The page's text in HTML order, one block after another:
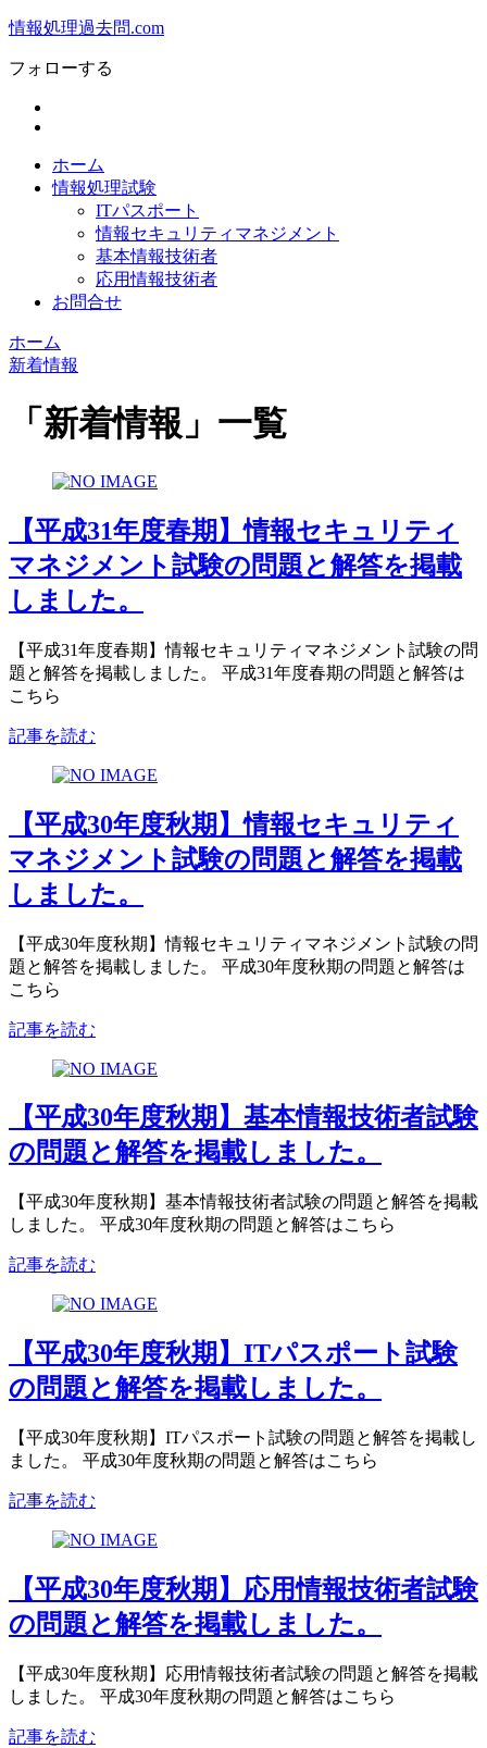
情報処理過去問.com
フォローする
ホーム
情報処理試験
ITパスポート
情報セキュリティマネジメント
基本情報技術者
応用情報技術者
お問合せ
ホーム
新着情報
「 新着情報 」 一覧
【平成31年度春期】情報セキュリティ
マネジメント試験の問題と解答を掲載
しました。
【平成31年度春期】情報セキュリティマネジメント試験の問
題と解答を掲載しました。 平成31年度春期の問題と解答は
こちら
記事を読む
【平成30年度秋期】情報セキュリティ
マネジメント試験の問題と解答を掲載
しました。
【平成30年度秋期】情報セキュリティマネジメント試験の問
題と解答を掲載しました。 平成30年度秋期の問題と解答は
こちら
記事を読む
【平成30年度秋期】基本情報技術者試験
の問題と解答を掲載しました。
【平成30年度秋期】基本情報技術者試験の問題と解答を掲載
しました。 平成30年度秋期の問題と解答はこちら
記事を読む
【平成30年度秋期】ITパスポート試験
の問題と解答を掲載しました。
【平成30年度秋期】ITパスポート試験の問題と解答を掲載し
ました。 平成30年度秋期の問題と解答はこちら
記事を読む
【平成30年度秋期】応用情報技術者試験
の問題と解答を掲載しました。
【平成30年度秋期】応用情報技術者試験の問題と解答を掲載
しました。 平成30年度秋期の問題と解答はこちら
記事を読む